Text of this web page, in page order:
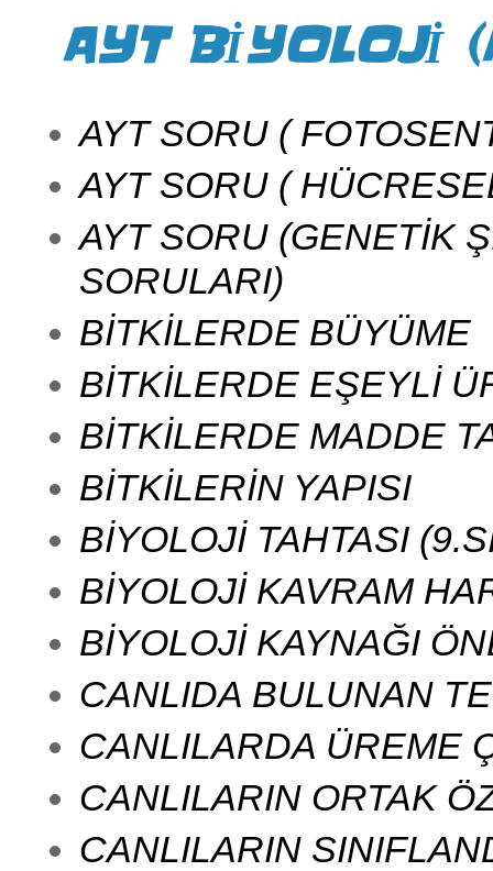
AYT BİYOLOJİ
AYT SORU (
AYT SORU (
AYT SORU (GENETİK
SORULARI)
BİTKİLERDE BÜYÜME
BİTKİLERDE EŞEYLİ
BİTKİLERDE MADDE
BİTKİLERİN YAPISI
BİYOLOJİ TAHTASI
BİYOLOJİ KAVRAM
BİYOLOJİ KAYNAĞI
CANLIDA BULUNAN
CANLILARDA ÜREME
CANLILARIN ORTAK
CANLILARIN